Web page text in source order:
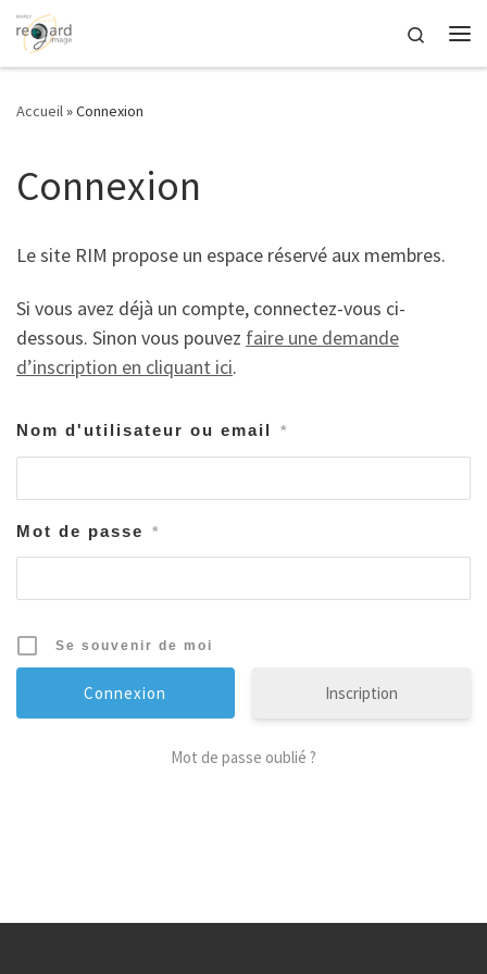
Passer au contenu
Search
Accueil»Connexion
Connexion
Le site RIM propose un espace réservé aux membres.
Si vous avez déjà un compte, connectez-vous ci-
dessous. Sinon vous pouvez faire une demande
d’inscription en cliquant ici.
Nom d'utilisateur ou email *
Mot de passe *
Se souvenir de moi
Inscription
Mot de passe oublié ?